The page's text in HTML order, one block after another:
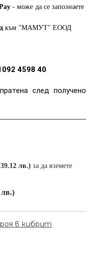
- може да се запознаете
към "МАМУТ" ЕООД
4598 40
след получено
лв.) за да вземете
в кибрит